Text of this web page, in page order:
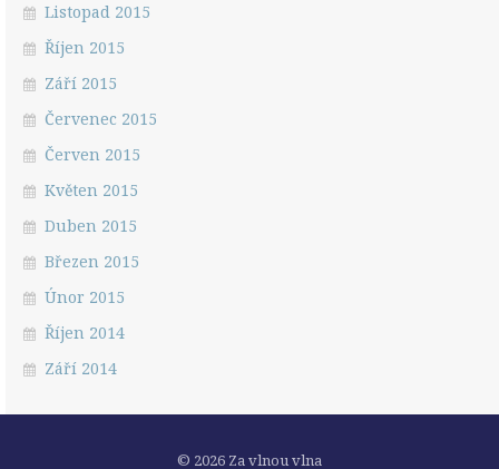
Listopad 2015
Říjen 2015
Září 2015
Červenec 2015
Červen 2015
Květen 2015
Duben 2015
Březen 2015
Únor 2015
Říjen 2014
Září 2014
© 2026 Za vlnou vlna